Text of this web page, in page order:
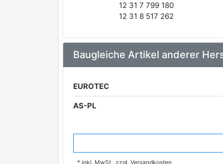
12 31 7 799 180
12 31 8 517 262
Baugleiche Artikel anderer
EUROTEC
AS-PL
* inkl. MwSt., zzgl. Versandkosten